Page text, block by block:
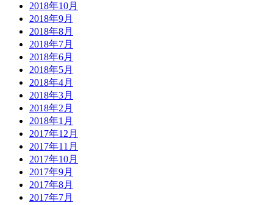
2018年10月
2018年9月
2018年8月
2018年7月
2018年6月
2018年5月
2018年4月
2018年3月
2018年2月
2018年1月
2017年12月
2017年11月
2017年10月
2017年9月
2017年8月
2017年7月